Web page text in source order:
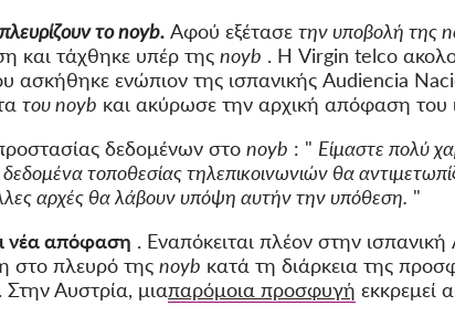
πλευρίζουν το noyb. Αφού εξέτασε την υποβολή της
και τάχθηκε υπέρ της noyb . Η Virgin telco
ασκήθηκε ενώπιον της ισπανικής Audiencia
του noyb και ακύρωσε την αρχική απόφαση του
δεδομένων στο noyb : " Είμαστε πολύ
δεδομένα τοποθεσίας τηλεπικοινωνιών θα
αρχές θα λάβουν υπόψη αυτήν την υπόθεση. "
νέα απόφαση . Εναπόκειται πλέον στην
στο πλευρό της noyb κατά τη διάρκεια της
Αυστρία, μιαπαρόμοια προσφυγή εκκρεμεί